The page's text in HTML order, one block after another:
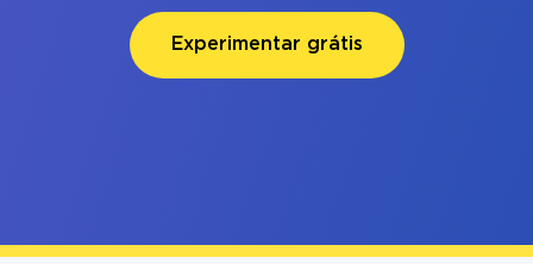
Experimentar grátis